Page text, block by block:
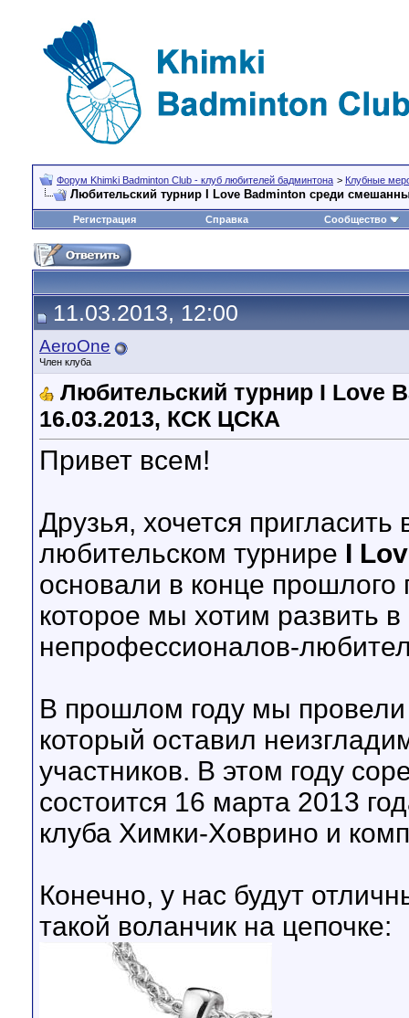
Форум Khimki Badminton Club - клуб любителей бадминтона > Клубные
Любительский турнир I Love Badminton среди
Регистрация Справка Сообщество
11.03.2013, 12:00
AeroOne
Член клуба
Любительский турнир I Love
16.03.2013, КСК ЦСКА
Привет всем!
Друзья, хочется пригласить
любительском турнире I
основали в конце
которое мы хотим развить
непрофессионалов-
В прошлом году мы
который оставил
участников. В этом году
состоится 16 марта 2013
клуба Химки-Ховрино и
Конечно, у нас будут
такой воланчик на цепочке: